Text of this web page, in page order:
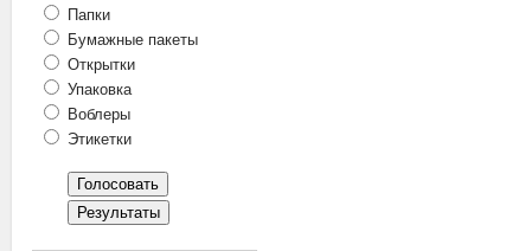
Папки
Бумажные пакеты
Открытки
Упаковка
Воблеры
Этикетки